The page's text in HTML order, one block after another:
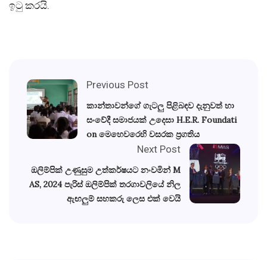
ඉටු කරයි.
Previous Post
කාන්තාවන්ගේ ගැටලු පිළිබඳව දැනුවත් හා
සංවේදී සමාජයක් උදෙසා H.E.R. Foundati
on මෙහෙවරෙහි වසරක ප්‍රගතිය
Next Post
ඔලිම්පික් උණුසුම උත්කර්ෂයට නංවමින් M
AS, 2024 පැරිස් ඔලිම්පික් තරගාවලියේ නිල
ඇඟලුම් සහකරු ලෙස එක් වෙයි